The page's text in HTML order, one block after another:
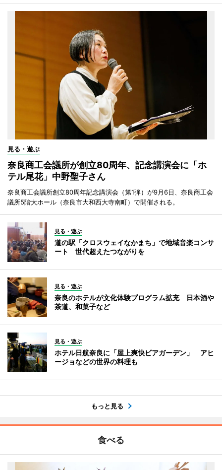
見る・遊ぶ
奈良商工会議所が創立80周年、記念講演会に「ホ
テル尾花」中野聖子さん
奈良商工会議所創立80周年記念講演会（第1弾）が9月6日、奈良商工会
議所5階大ホール（奈良市大和西大寺南町）で開催される。
見る・遊ぶ
道の駅「クロスウェイなかまち」で地域音楽コンサ
ート 世代超えたつながりを
見る・遊ぶ
奈良のホテルが文化体験プログラム拡充 日本酒や
茶道、和菓子など
見る・遊ぶ
ホテル日航奈良に「屋上爽快ビアガーデン」 アヒ
ージョなどの世界の料理も
もっと見る
食べる